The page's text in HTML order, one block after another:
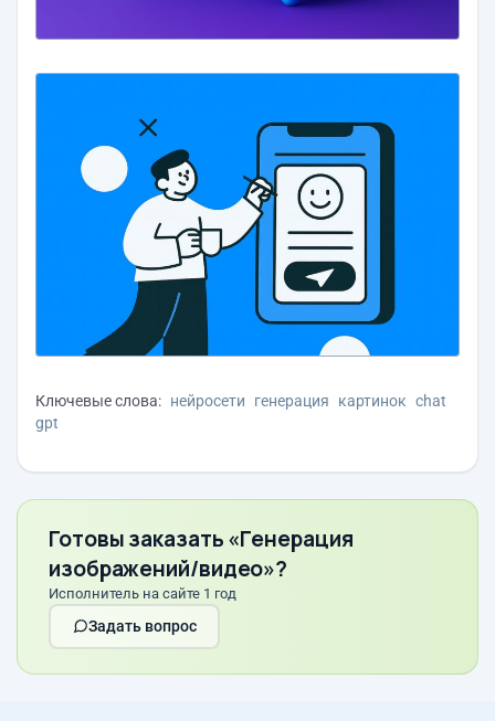
Ключевые слова: нейросети генерация картинок chat
gpt
Готовы заказать «Генерация
изображений/видео»?
Исполнитель на сайте 1 год
Задать вопрос